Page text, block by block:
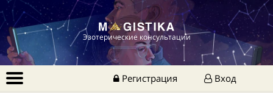
Эзотерические консультации
Регистрация Вход